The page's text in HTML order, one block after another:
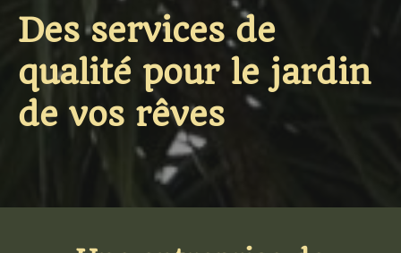
Des services de
qualité pour le jardin
de vos rêves